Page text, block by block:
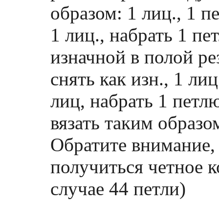
образом: 1 лиц., 1
1 лиц., набрать 1
изначной в полой
снять как изн., 1
лиц, набрать 1
вязать таким
Обратите
получиться четное
случае 44 петли)